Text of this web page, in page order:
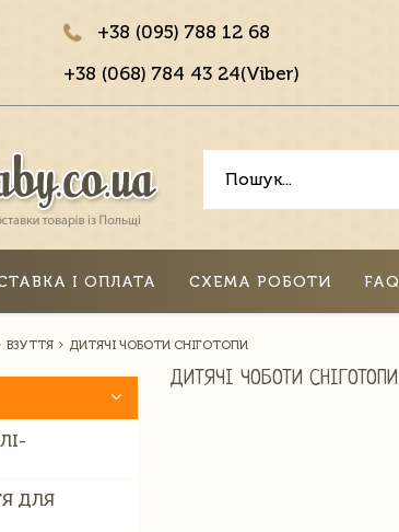
+38 (095) 788 12 68
+38 (068) 784 43 24(Viber)
І ОПЛАТА СХЕМА РОБОТИ FAQ
ВЗУТТЯ ДИТЯЧІ ЧОБОТИ СНІГОТОПИ
ДЛЯ
ДИТЯЧІ ЧОБОТИ СНІГОТОПИ